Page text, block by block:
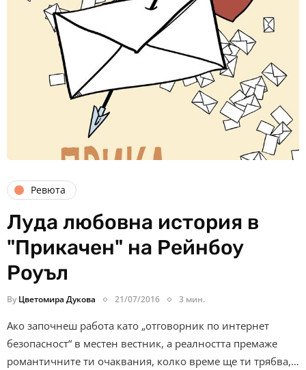
Ревюта
Луда любовна история в
"Прикачен" на Рейнбоу
Роуъл
By Цветомира Дукова 21/07/2016 3 мин.
Ако започнеш работа като „отговорник по интернет
безопасност“ в местен вестник, а реалността премаже
романтичните ти очаквания, колко време ще ти трябва,…